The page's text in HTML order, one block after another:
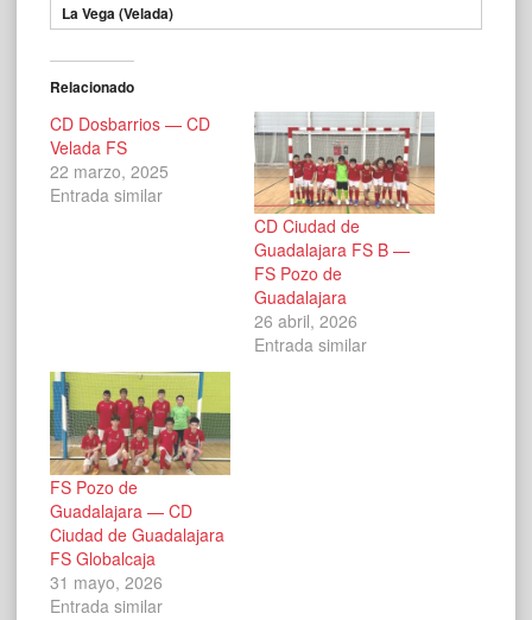
La Vega (Velada)
Relacionado
CD Dosbarrios — CD
Velada FS
22 marzo, 2025
Entrada similar
CD Ciudad de
Guadalajara FS B —
FS Pozo de
Guadalajara
26 abril, 2026
Entrada similar
FS Pozo de
Guadalajara — CD
Ciudad de Guadalajara
FS Globalcaja
31 mayo, 2026
Entrada similar